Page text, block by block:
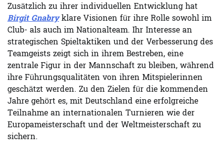
Zusätzlich zu ihrer individuellen Entwicklung hat
Birgit Gnabryklare Visionen für ihre Rolle sowohl im
Club- als auch im Nationalteam. Ihr Interesse an
strategischen Spieltaktiken und der Verbesserung des
Teamgeists zeigt sich in ihrem Bestreben, eine
zentrale Figur in der Mannschaft zu bleiben, während
ihre Führungsqualitäten von ihren Mitspielerinnen
geschätzt werden. Zu den Zielen für die kommenden
Jahre gehört es, mit Deutschland eine erfolgreiche
Teilnahme an internationalen Turnieren wie der
Europameisterschaft und der Weltmeisterschaft zu
sichern.